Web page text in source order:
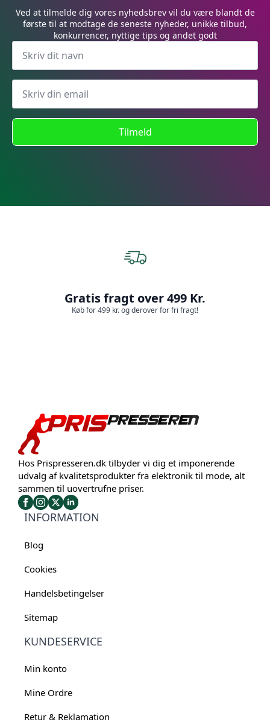
Ved at tilmelde dig vores nyhedsbrev vil du være blandt de
første til at modtage de seneste nyheder, unikke tilbud,
konkurrencer, nyttige tips og andet godt
Tilmeld
Gratis fragt over 499 Kr.
Køb for 499 kr. og derover for fri fragt!
Hos Prispresseren.dk tilbyder vi dig et imponerende
udvalg af kvalitetsprodukter fra elektronik til mode, alt
sammen til uovertrufne priser.
INFORMATION
Blog
Cookies
Handelsbetingelser
Sitemap
KUNDESERVICE
Min konto
Mine Ordre
Retur & Reklamation